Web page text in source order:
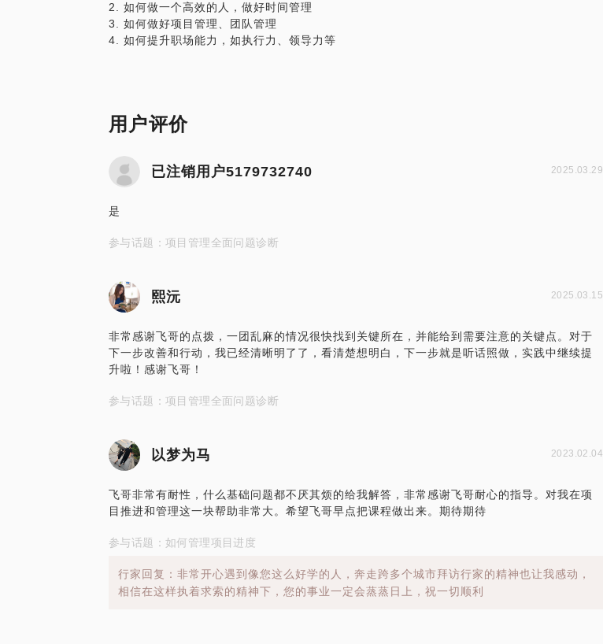
2. 如何做一个高效的人，做好时间管理
3. 如何做好项目管理、团队管理
4. 如何提升职场能力，如执行力、领导力等
用户评价
已注销用户5179732740 2025.03.29
是
参与话题：项目管理全面问题诊断
熙沅 2025.03.15
非常感谢飞哥的点拨，一团乱麻的情况很快找到关键所在，并能给到需要注意的关键点。对于
下一步改善和行动，我已经清晰明了了，看清楚想明白，下一步就是听话照做，实践中继续提
升啦！感谢飞哥！
参与话题：项目管理全面问题诊断
以梦为马 2023.02.04
飞哥非常有耐性，什么基础问题都不厌其烦的给我解答，非常感谢飞哥耐心的指导。对我在项
目推进和管理这一块帮助非常大。希望飞哥早点把课程做出来。期待期待
参与话题：如何管理项目进度
行家回复：非常开心遇到像您这么好学的人，奔走跨多个城市拜访行家的精神也让我感动，
相信在这样执着求索的精神下，您的事业一定会蒸蒸日上，祝一切顺利